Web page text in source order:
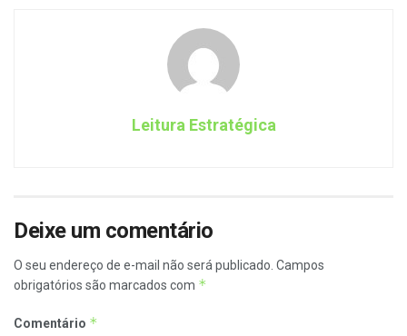
Leitura Estratégica
Deixe um comentário
O seu endereço de e-mail não será publicado. Campos
obrigatórios são marcados com *
Comentário *